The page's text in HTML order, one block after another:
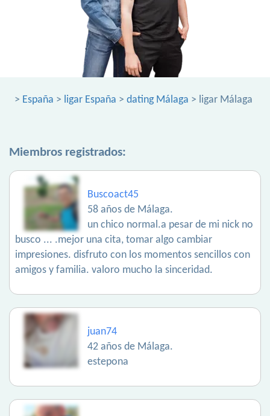
> España > ligar España > dating Málaga > ligar Málaga
Miembros registrados:
Buscoact45
58 años de Málaga.
un chico normal.a pesar de mi nick no
busco ... .mejor una cita, tomar algo cambiar
impresiones. disfruto con los momentos sencillos con
amigos y familia. valoro mucho la sinceridad.
juan74
42 años de Málaga.
estepona